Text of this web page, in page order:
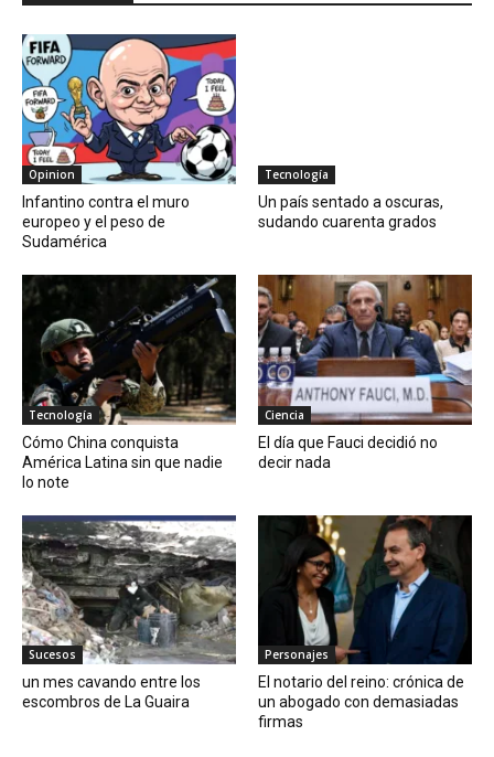
Opinion
Infantino contra el muro
europeo y el peso de
Sudamérica
Tecnología
Un país sentado a oscuras,
sudando cuarenta grados
Tecnología
Cómo China conquista
América Latina sin que nadie
lo note
Ciencia
El día que Fauci decidió no
decir nada
Sucesos
un mes cavando entre los
escombros de La Guaira
Personajes
El notario del reino: crónica de
un abogado con demasiadas
firmas